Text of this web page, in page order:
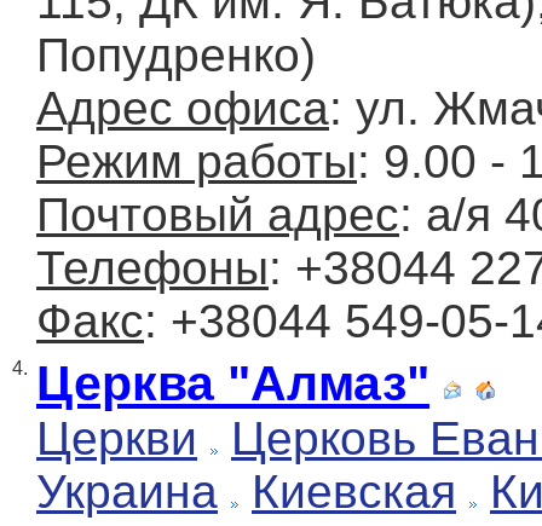
Попудренко)
Адрес офиса: ул.
Режим работы: 9.00 -
Почтовый адрес: а/я
Телефоны: +38044
Факс: +38044 549-05-
4. Церква "Алмаз"
Церкви
Церковь
Украина
Киевская